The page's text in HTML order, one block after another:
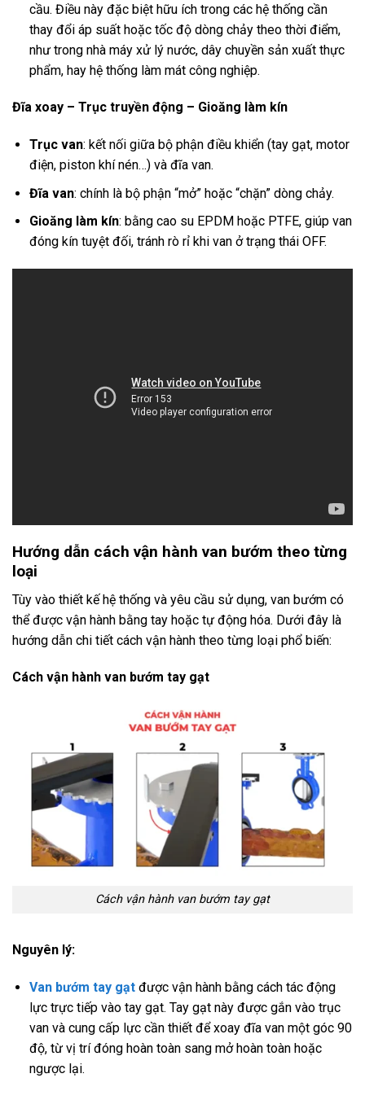
cầu. Điều này đặc biệt hữu ích trong các hệ thống cần
thay đổi áp suất hoặc tốc độ dòng chảy theo thời điểm,
như trong nhà máy xử lý nước, dây chuyền sản xuất thực
phẩm, hay hệ thống làm mát công nghiệp.
Đĩa xoay – Trục truyền động – Gioăng làm kín
Trục van: kết nối giữa bộ phận điều khiển (tay gạt, motor
điện, piston khí nén…) và đĩa van.
Đĩa van: chính là bộ phận “mở” hoặc “chặn” dòng chảy.
Gioăng làm kín: bằng cao su EPDM hoặc PTFE, giúp van
đóng kín tuyệt đối, tránh rò rỉ khi van ở trạng thái OFF.
Hướng dẫn cách vận hành van bướm theo từng
loại
Tùy vào thiết kế hệ thống và yêu cầu sử dụng, van bướm có
thể được vận hành bằng tay hoặc tự động hóa. Dưới đây là
hướng dẫn chi tiết cách vận hành theo từng loại phổ biến:
Cách vận hành van bướm tay gạt
Cách vận hành van bướm tay gạt
Nguyên lý:
Van bướm tay gạtđược vận hành bằng cách tác động
lực trực tiếp vào tay gạt. Tay gạt này được gắn vào trục
van và cung cấp lực cần thiết để xoay đĩa van một góc 90
độ, từ vị trí đóng hoàn toàn sang mở hoàn toàn hoặc
ngược lại.